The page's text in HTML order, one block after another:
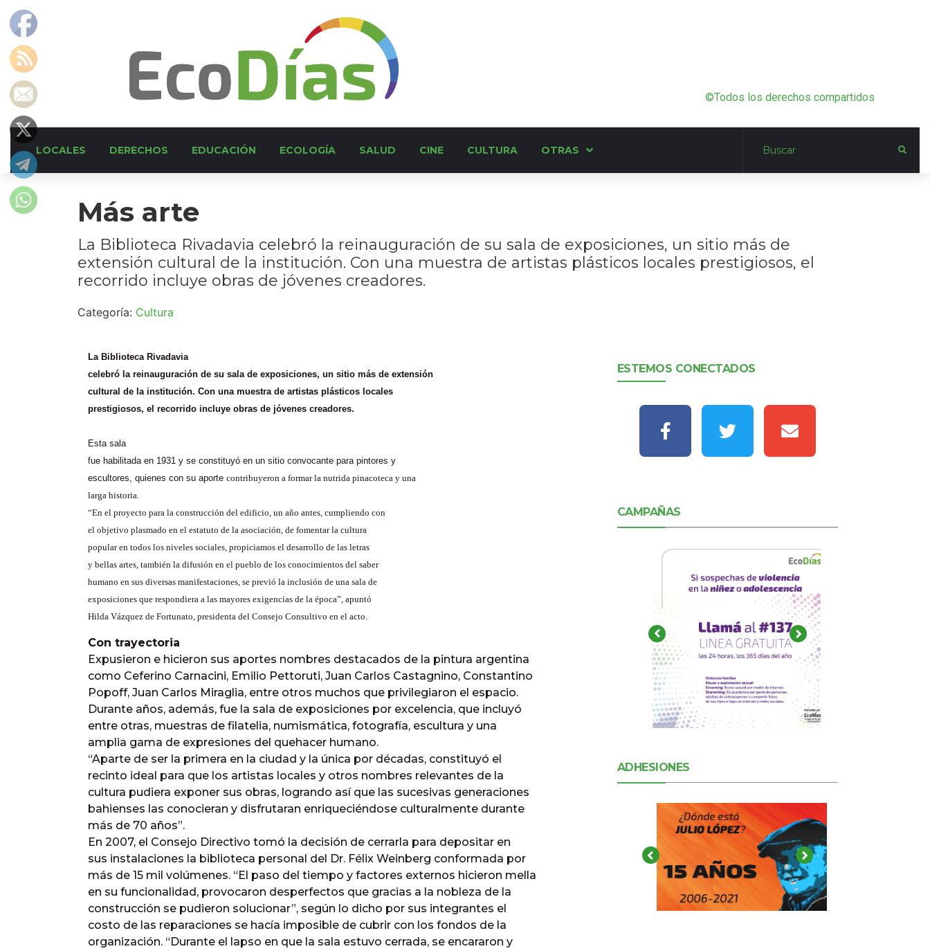
©Todos los derechos compartidos
LOCALES DERECHOS EDUCACIÓN ECOLOGÍA SALUD CINE CULTURA OTRAS
Más arte
La Biblioteca Rivadavia celebró la reinauguración de su sala de exposiciones, un sitio más de
extensión cultural de la institución. Con una muestra de artistas plásticos locales prestigiosos, el
recorrido incluye obras de jóvenes creadores.
Categoría: Cultura
La Biblioteca Rivadavia
celebró la reinauguración de su sala de exposiciones, un sitio más de extensión
cultural de la institución. Con una muestra de artistas plásticos locales
prestigiosos, el recorrido incluye obras de jóvenes creadores.
Esta sala
fue habilitada en 1931 y se constituyó en un sitio convocante para pintores y
escultores, quienes con su aporte contribuyeron a formar la nutrida pinacoteca y una
larga historia.
“En el proyecto para la construcción del edificio, un año antes, cumpliendo con
el objetivo plasmado en el estatuto de la asociación, de fomentar la cultura
popular en todos los niveles sociales, propiciamos el desarrollo de las letras
y bellas artes, también la difusión en el pueblo de los conocimientos del saber
humano en sus diversas manifestaciones, se previó la inclusión de una sala de
exposiciones que respondiera a las mayores exigencias de la época”, apuntó
Hilda Vázquez de Fortunato, presidenta del Consejo Consultivo en el acto.
Con trayectoria
Expusieron e hicieron sus aportes nombres destacados de la pintura argentina
como Ceferino Carnacini, Emilio Pettoruti, Juan Carlos Castagnino, Constantino
Popoff, Juan Carlos Miraglia, entre otros muchos que privilegiaron el espacio.
Durante años, además, fue la sala de exposiciones por excelencia, que incluyó
entre otras, muestras de filatelia, numismática, fotografía, escultura y una
amplia gama de expresiones del quehacer humano.
“Aparte de ser la primera en la ciudad y la única por décadas, constituyó el
recinto ideal para que los artistas locales y otros nombres relevantes de la
cultura pudiera exponer sus obras, logrando así que las sucesivas generaciones
bahienses las conocieran y disfrutaran enriqueciéndose culturalmente durante
más de 70 años”.
En 2007, el Consejo Directivo tomó la decisión de cerrarla para depositar en
sus instalaciones la biblioteca personal del Dr. Félix Weinberg conformada por
más de 15 mil volúmenes. “El paso del tiempo y factores externos hicieron mella
en su funcionalidad, provocaron desperfectos que gracias a la nobleza de la
construcción se pudieron solucionar”, según lo dicho por sus integrantes el
costo de las reparaciones se hacía imposible de cubrir con los fondos de la
organización. “Durante el lapso en que la sala estuvo cerrada, se encararon y
ESTEMOS CONECTADOS
CAMPAÑAS
ADHESIONES